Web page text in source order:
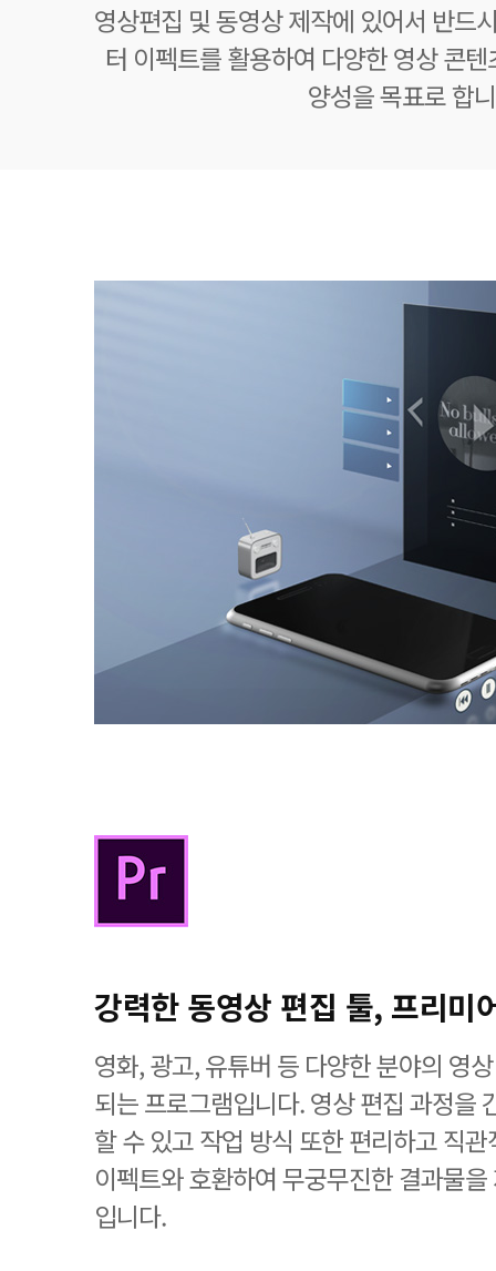
영상편집 및 동영상 제작에 있어서 반드
터 이펙트를 활용하여 다양한 영상 콘
양성을 목표로 합
강력한 동영상 편집 툴, 프리미
영화, 광고, 유튜버 등 다양한 분야의 영
되는 프로그램입니다. 영상 편집 과정을
할 수 있고 작업 방식 또한 편리하고 직
이펙트와 호환하여 무궁무진한 결과물
입니다.